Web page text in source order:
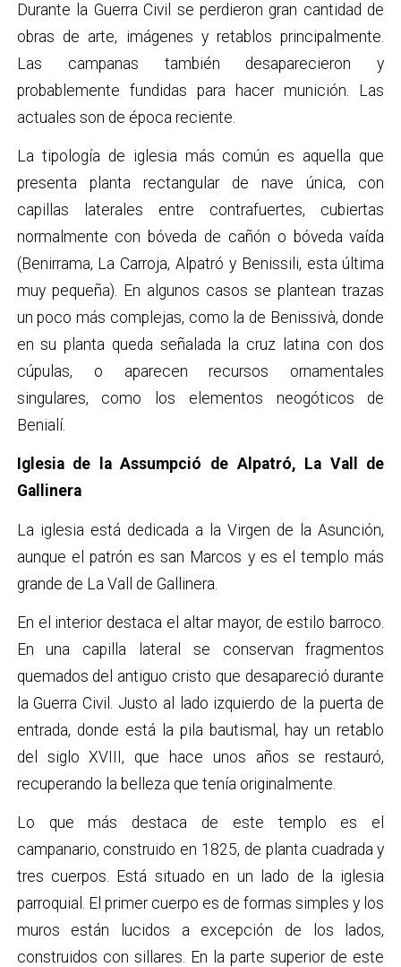
Durante la Guerra Civil se perdieron gran cantidad de
obras de arte, imágenes y retablos principalmente.
Las campanas también desaparecieron y
probablemente fundidas para hacer munición. Las
actuales son de época reciente.
La tipología de iglesia más común es aquella que
presenta planta rectangular de nave única, con
capillas laterales entre contrafuertes, cubiertas
normalmente con bóveda de cañón o bóveda vaída
(Benirrama, La Carroja, Alpatró y Benissili, esta última
muy pequeña). En algunos casos se plantean trazas
un poco más complejas, como la de Benissivà, donde
en su planta queda señalada la cruz latina con dos
cúpulas, o aparecen recursos ornamentales
singulares, como los elementos neogóticos de
Benialí.
Iglesia de la Assumpció de Alpatró, La Vall de
Gallinera
La iglesia está dedicada a la Virgen de la Asunción,
aunque el patrón es san Marcos y es el templo más
grande de La Vall de Gallinera.
En el interior destaca el altar mayor, de estilo barroco.
En una capilla lateral se conservan fragmentos
quemados del antiguo cristo que desapareció durante
la Guerra Civil. Justo al lado izquierdo de la puerta de
entrada, donde está la pila bautismal, hay un retablo
del siglo XVIII, que hace unos años se restauró,
recuperando la belleza que tenía originalmente.
Lo que más destaca de este templo es el
campanario, construido en 1825, de planta cuadrada y
tres cuerpos. Está situado en un lado de la iglesia
parroquial. El primer cuerpo es de formas simples y los
muros están lucidos a excepción de los lados,
construidos con sillares. En la parte superior de este